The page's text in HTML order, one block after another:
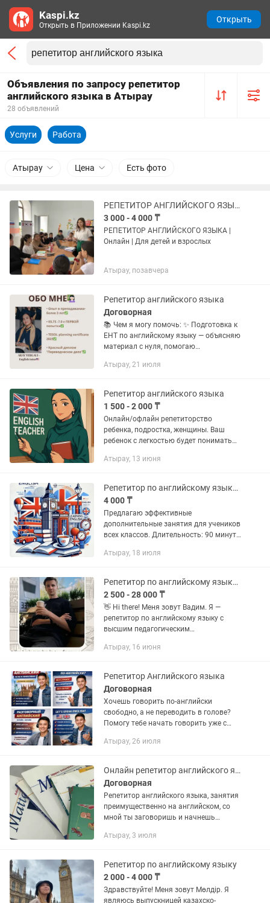
Объявления по запросу репетитор
английского языка в Атырау
28 объявлений
Услуги Работа
Атырау Цена Есть фото
РЕПЕТИТОР АНГЛИЙСКОГО ЯЗЫКА Онлайн Для детей и взрослых
3 000 - 4 000 ₸
РЕПЕТИТОР АНГЛИЙСКОГО ЯЗЫКА |
Онлайн | Для детей и взрослых
Атырау, позавчера
Репетитор английского языка
Договорная
📚 Чем я могу помочь: ✨ Подготовка к
ЕНТ по английскому языку — объясняю
материал с нуля, помогаю
тестовых заданиях ✨ Повышение
Атырау, 21 июля
Репетитор английского языка
1 500 - 2 000 ₸
Онлайн/офлайн репетиторство
ребенка, подростка, женщины. Ваш
ребенок с легкостью будет понимать
сдать важные экзамены , найти
Атырау, 13 июня
Репетитор по английскому языку для школьников
4 000 ₸
Предлагаю эффективные
дополнительные занятия для учеников
всех классов. Длительность: 90 минут
Результат: Устранение пробелов в
Атырау, 18 июля
Репетитор по английскому языку для детей и взрослых.
2 500 - 28 000 ₸
👋 Hi there! Меня зовут Вадим. Я —
репетитор по английскому языку с
высшим педагогическим
мне: Более 3-х лет педагогического
Атырау, 16 июня
Репетитор Английского языка
Договорная
Хочешь говорить по-английски
свободно, а не переводить в голове?
Помогу тебе начать говорить уже с
Altynbek — преподаватель английского
Атырау, 26 июля
Онлайн репетитор английского языка, уроки на англ
Договорная
Репетитор английского языка, занятия
преимущественно на английском, со
мной ты заговоришь и начнешь
гарантирую, занятия на английском
Атырау, 3 июля
Репетитор по английскому языку
2 000 - 4 000 ₸
Здравствуйте! Меня зовут Мөлдір. Я
являюсь выпускницей казахско-
Kaspi.kz
Открыть в Приложении Kaspi.kz
Открыть